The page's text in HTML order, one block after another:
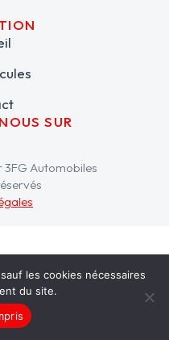
SUR
Automobiles
les cookies nécessaires
du site.